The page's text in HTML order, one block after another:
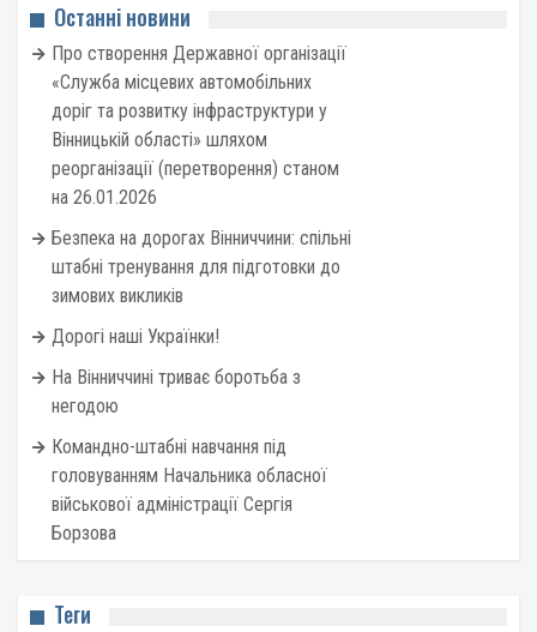
Останні новини
Про створення Державної організації
«Служба місцевих автомобільних
доріг та розвитку інфраструктури у
Вінницькій області» шляхом
реорганізації (перетворення) станом
на 26.01.2026
Безпека на дорогах Вінниччини: спільні
штабні тренування для підготовки до
зимових викликів
Дорогі наші Українки!
На Вінниччині триває боротьба з
негодою
Командно-штабні навчання під
головуванням Начальника обласної
військової адміністрації Сергія
Борзова
Теги